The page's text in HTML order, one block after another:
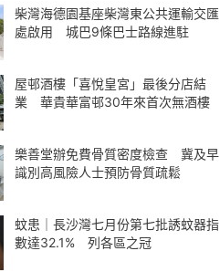
柴灣海德園基座柴灣東公共運輸交匯
處啟用 城巴9條巴士路線進駐
屋邨酒樓「喜悅皇宮」最後分店結
業 華貴華富邨30年來首次無酒樓
樂善堂辦免費骨質密度檢查 冀及早
識別高風險人士預防骨質疏鬆
蚊患｜長沙灣七月份第七批誘蚊器指
數達32.1% 列各區之冠